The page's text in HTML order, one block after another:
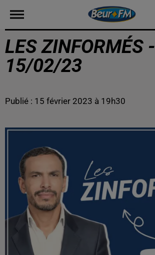
LES ZINFORMÉS -
15/02/23
Publié : 15 février 2023 à 19h30